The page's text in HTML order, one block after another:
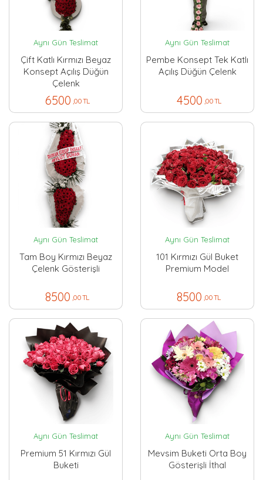
Aynı Gün Teslimat
Çift Katlı Kırmızı Beyaz
Konsept Açılış Düğün
Çelenk
6500 ,00 TL
Aynı Gün Teslimat
Pembe Konsept Tek Katlı
Açılış Düğün Çelenk
4500 ,00 TL
Aynı Gün Teslimat
Tam Boy Kırmızı Beyaz
Çelenk Gösterişli
8500 ,00 TL
Aynı Gün Teslimat
101 Kırmızı Gül Buket
Premium Model
8500 ,00 TL
Aynı Gün Teslimat
Premium 51 Kırmızı Gül
Buketi
Aynı Gün Teslimat
Mevsim Buketi Orta Boy
Gösterişli İthal